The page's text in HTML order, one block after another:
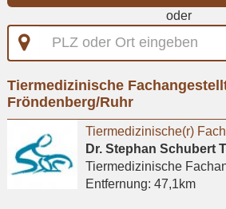
oder
PLZ
oder
eingeben
Tiermedizinische
Fröndenberg/Ruhr
Dr. Stephan Schubert
Tiermedizinische
Entfernung: 47,1km